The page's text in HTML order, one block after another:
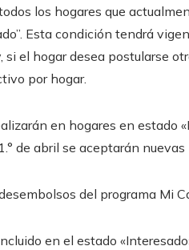
los hogares que
Esta condición tendrá
si el hogar desea postularse
por hogar.
en hogares en estado
de abril se aceptarán
del programa Mi
en el estado